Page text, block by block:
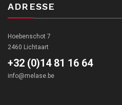
ADRESSE
Hoebenschot 7
2460 Lichtaart
+32 (0)14 81 16 64
info@melase.be